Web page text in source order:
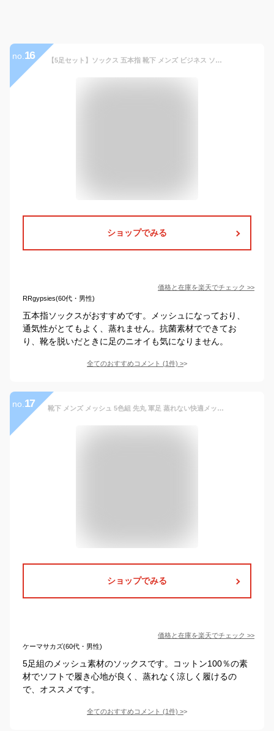
no. 16 【5足セット】ソックス 五本指 靴下 メンズ ビジネス ソックス（23～30cm）消臭 毛玉になりにくい さわやか素材 靴下 冷感 五本指靴下 無地 5本指ソックス メッシュ 男性用 夏 夏用 汗取り プレゼント ギフト
ショップでみる
価格と在庫を楽天でチェック >>
RRgypsies(60代・男性)
五本指ソックスがおすすめです。メッシュになっており、
通気性がとてもよく、蒸れません。抗菌素材でできてお
り、靴を脱いだときに足のニオイも気になりません。
全てのおすすめコメント (1件) >
no. 17 靴下 メンズ メッシュ 5色組 先丸 軍足 蒸れない快適メッシュ ソックス 25～27cm 高級コーマ綿糸使用でソフトな履き心地 KM770 ｜ 送料無料 綿 夏用 夏 涼しい 安全靴 通気性 綿100 作業用 蒸れない まとめ買い セット
ショップでみる
価格と在庫を楽天でチェック >>
ケーマサカズ(60代・男性)
5足組のメッシュ素材のソックスです。コットン100％の素
材でソフトで履き心地が良く、蒸れなく涼しく履けるの
で、オススメです。
全てのおすすめコメント (1件) >